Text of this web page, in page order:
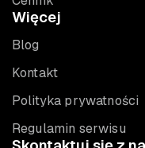
Więcej
Blog
Kontakt
Polityka prywatności
Regulamin serwisu